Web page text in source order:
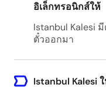
อิเล็กทรอนิกส์ให้
Istanbul Kalesi
ตั๋วออกมา
Istanbul Kalesi